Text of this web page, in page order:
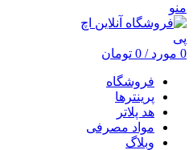
منو
0 مورد /
0 تومان
فروشگاه
پرینترها
هد پلاتر
مواد مصرفی
وبلاگ